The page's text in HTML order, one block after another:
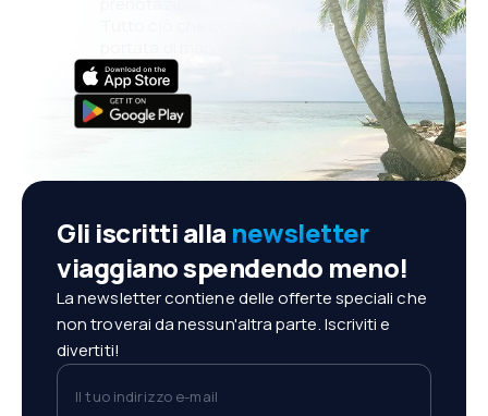
Tutto ciò che conta, sempre a
Gli iscritti alla newsletter
viaggiano spendendo meno!
La newsletter contiene delle offerte speciali che
non troverai da nessun'altra parte. Iscriviti e
divertiti!
Il tuo indirizzo e-mail